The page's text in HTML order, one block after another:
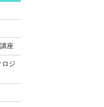
座
ロジ